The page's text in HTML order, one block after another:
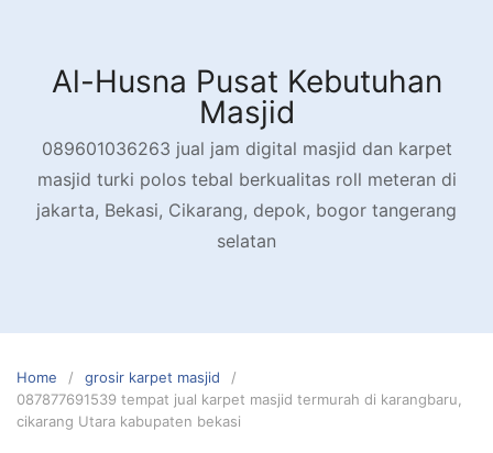
contentAl-Husna Pusat Kebutuhan
Masjid
089601036263 jual jam digital masjid dan karpet
masjid turki polos tebal berkualitas roll meteran di
jakarta, Bekasi, Cikarang, depok, bogor tangerang
selatan
Home
grosir karpet masjid
087877691539 tempat jual karpet masjid termurah di karangbaru,
cikarang Utara kabupaten bekasi